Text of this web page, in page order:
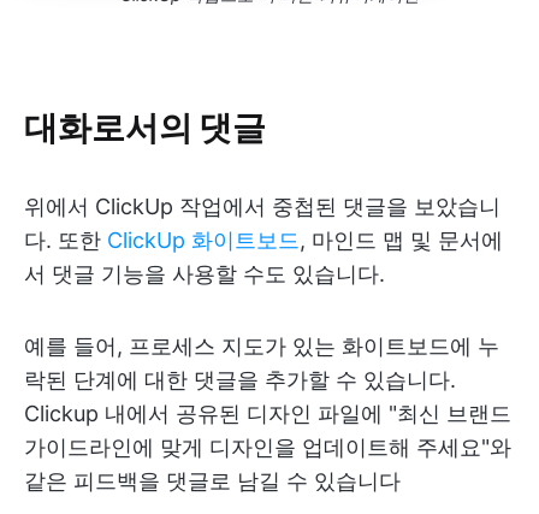
대화로서의 댓글
위에서 ClickUp 작업에서 중첩된 댓글을 보았습니
다. 또한 ClickUp 화이트보드 , 마인드 맵 및 문서에
서 댓글 기능을 사용할 수도 있습니다.
예를 들어, 프로세스 지도가 있는 화이트보드에 누
락된 단계에 대한 댓글을 추가할 수 있습니다.
Clickup 내에서 공유된 디자인 파일에 "최신 브랜드
가이드라인에 맞게 디자인을 업데이트해 주세요"와
같은 피드백을 댓글로 남길 수 있습니다